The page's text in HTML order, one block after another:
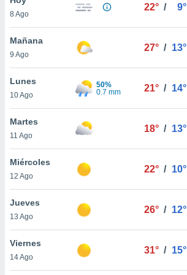
y
en
más
de
8 Ago
22° / 9°
Mañana
9 Ago
27° / 13°
Lunes
10 Ago
50%
0.7 mm
21° / 14°
Martes
11 Ago
18° / 13°
Miércoles
12 Ago
22° / 10°
Jueves
13 Ago
26° / 12°
Viernes
14 Ago
31° / 15°